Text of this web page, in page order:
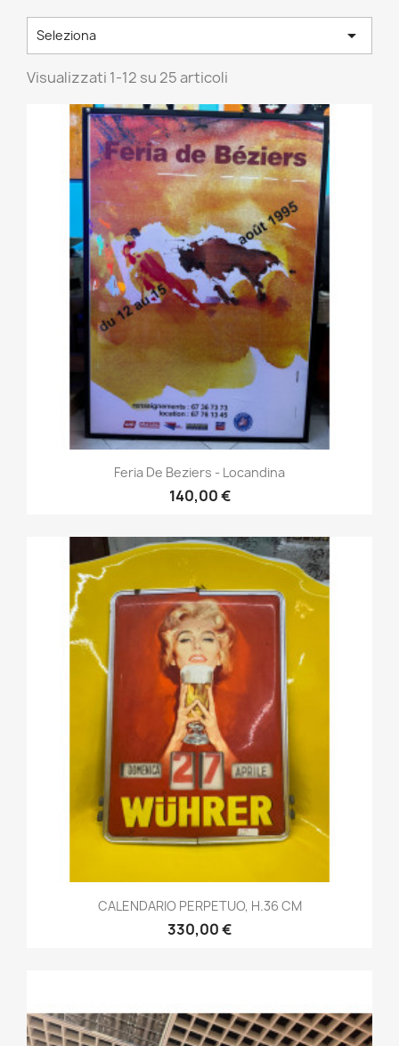
Seleziona 
Visualizzati 1-12 su 25 articoli
Feria De Beziers - Locandina
140,00 €
CALENDARIO PERPETUO, H.36 CM
330,00 €